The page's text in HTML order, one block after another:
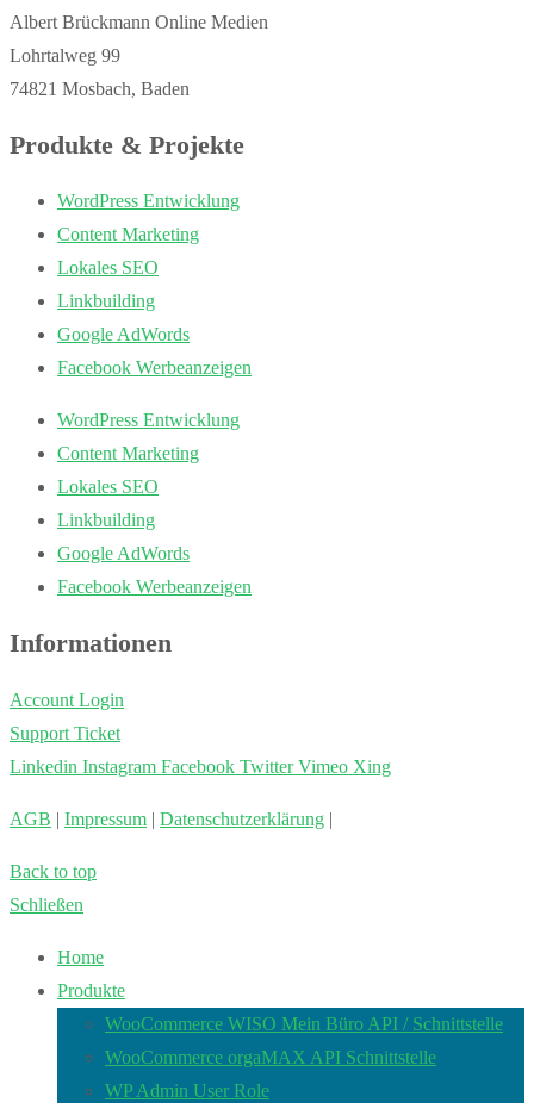
Albert Brückmann Online Medien
Lohrtalweg 99
74821 Mosbach, Baden
Produkte & Projekte
WordPress Entwicklung
Content Marketing
Lokales SEO
Linkbuilding
Google AdWords
Facebook Werbeanzeigen
WordPress Entwicklung
Content Marketing
Lokales SEO
Linkbuilding
Google AdWords
Facebook Werbeanzeigen
Informationen
Account Login
Support Ticket
Linkedin Instagram Facebook Twitter Vimeo Xing
AGB | Impressum | Datenschutzerklärung |
Back to top
Schließen
Home
Produkte
WooCommerce WISO Mein Büro API / Schnittstelle
WooCommerce orgaMAX API Schnittstelle
WP Admin User Role